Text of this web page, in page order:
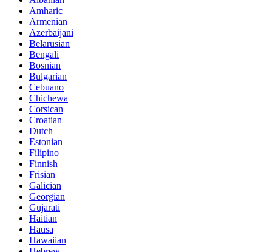
Amharic
Armenian
Azerbaijani
Belarusian
Bengali
Bosnian
Bulgarian
Cebuano
Chichewa
Corsican
Croatian
Dutch
Estonian
Filipino
Finnish
Frisian
Galician
Georgian
Gujarati
Haitian
Hausa
Hawaiian